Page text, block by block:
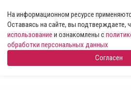
На информационном ресурсе
Оставаясь на сайте, вы подтверждаете,
использование и ознакомлены с
обработки персональных данных
Согласен